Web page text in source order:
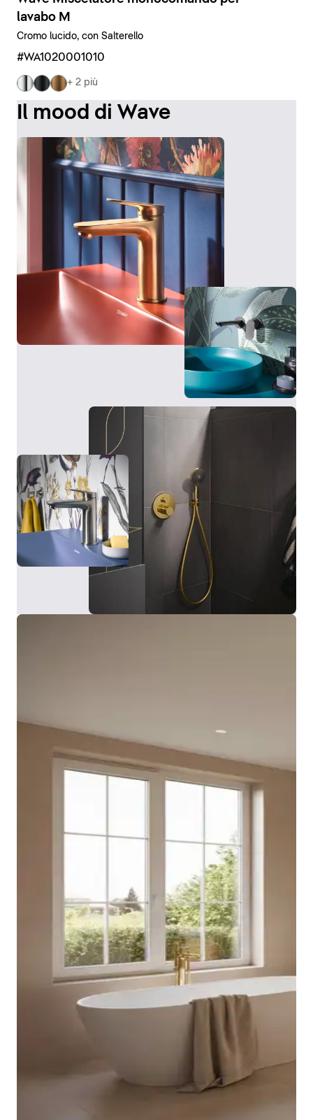
lavabo M
Cromo lucido, con Salterello
#WA1020001010
+ 2 più
Il mood di Wave